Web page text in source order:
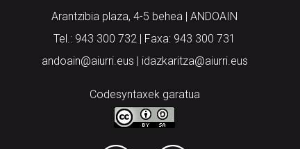
Arantzibia plaza, 4-5 behea | ANDOAIN
Tel.: 943 300 732 | Faxa: 943 300 731
andoain@aiurri.eus | idazkaritza@aiurri.eus
Codesyntaxek garatua